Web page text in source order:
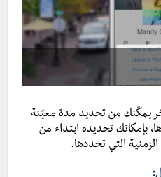
يمكّنك من تحديد مدة معيّنة
بإمكانك تحديده ابتداء من
التي تحددها.